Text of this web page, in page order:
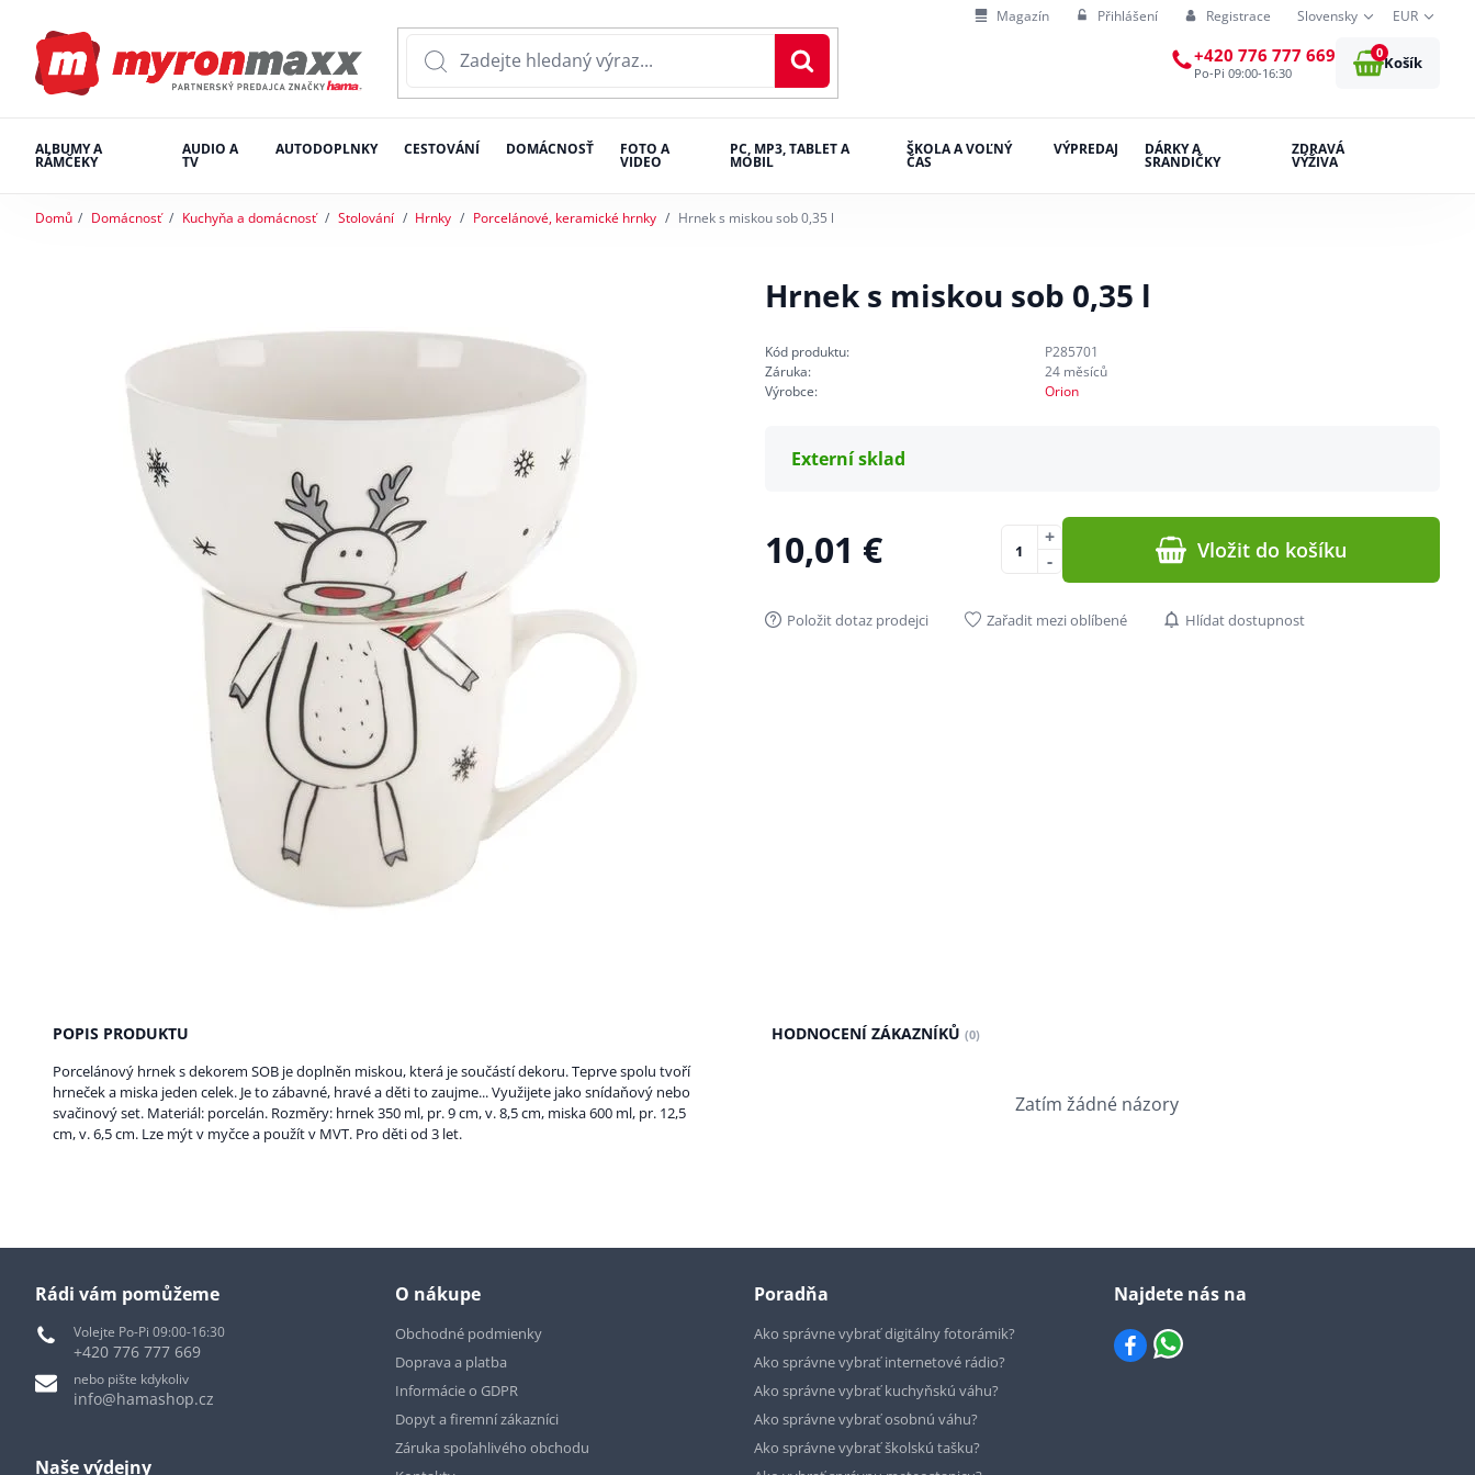
Magazín Přihlášení Registrace Slovensky EUR
+420 776 777 669
Po-Pi 09:00-16:30
0
Košík
ALBUMY A
RÁMČEKY
AUDIO A
TV
AUTODOPLNKY CESTOVÁNÍ DOMÁCNOSŤ FOTO A
VIDEO
PC, MP3, TABLET A
MOBIL
ŠKOLA A VOĽNÝ
ČAS
VÝPREDAJ DÁRKY A
SRANDIČKY
ZDRAVÁ
VÝŽIVA
Domů Domácnosť Kuchyňa a domácnosť Stolování Hrnky Porcelánové, keramické hrnky Hrnek s miskou sob 0,35 l
Hrnek s miskou sob 0,35 l
Kód produktu:
P285701
Záruka:
24 měsíců
Výrobce:
Orion
Externí sklad
10,01 € -
+ Vložit do košíku
Položit dotaz prodejci Zařadit mezi oblíbené Hlídat dostupnost
POPIS PRODUKTU
Porcelánový hrnek s dekorem SOB je doplněn miskou, která je součástí dekoru. Teprve spolu tvoří
hrneček a miska jeden celek. Je to zábavné, hravé a děti to zaujme... Využijete jako snídaňový nebo
svačinový set. Materiál: porcelán. Rozměry: hrnek 350 ml, pr. 9 cm, v. 8,5 cm, miska 600 ml, pr. 12,5
cm, v. 6,5 cm. Lze mýt v myčce a použít v MVT. Pro děti od 3 let.
HODNOCENÍ ZÁKAZNÍKŮ (0)
Zatím žádné názory
Rádi vám pomůžeme
Volejte Po-Pi 09:00-16:30
+420 776 777 669
nebo pište kdykoliv
info@hamashop.cz
Naše výdejny
O nákupe
Obchodné podmienky
Doprava a platba
Informácie o GDPR
Dopyt a firemní zákazníci
Záruka spoľahlivého obchodu
Poradňa
Ako správne vybrať digitálny fotorámik?
Ako správne vybrať internetové rádio?
Ako správne vybrať kuchyňskú váhu?
Ako správne vybrať osobnú váhu?
Ako správne vybrať školskú tašku?
Najdete nás na